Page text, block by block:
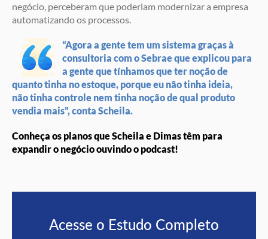
negócio, perceberam que poderiam modernizar a empresa
automatizando os processos.
“Agora a gente tem um sistema graças à
consultoria com o Sebrae que explicou para
a gente que tínhamos que ter noção de
quanto tinha no estoque, porque eu não tinha ideia,
não tinha controle nem tinha noção de qual produto
vendia mais”, conta Scheila.
Conheça os planos que Scheila e Dimas têm para
expandir o negócio ouvindo o podcast!
Acesse o Estudo Completo